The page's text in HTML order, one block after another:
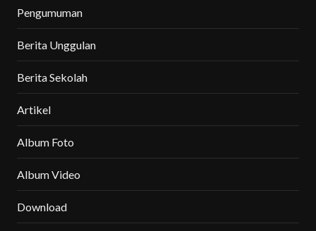
Pengumuman
Berita Unggulan
Berita Sekolah
Artikel
Album Foto
Album Video
Download